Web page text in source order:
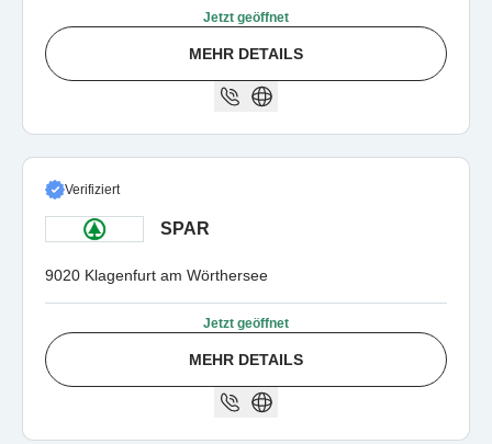
Jetzt geöffnet
MEHR DETAILS
Verifiziert
SPAR
9020 Klagenfurt am Wörthersee
Jetzt geöffnet
MEHR DETAILS